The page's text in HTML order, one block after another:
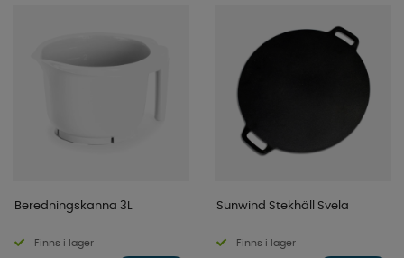
Beredningskanna 3L
Finns i lager
Sunwind Stekhäll Svela
Finns i lager